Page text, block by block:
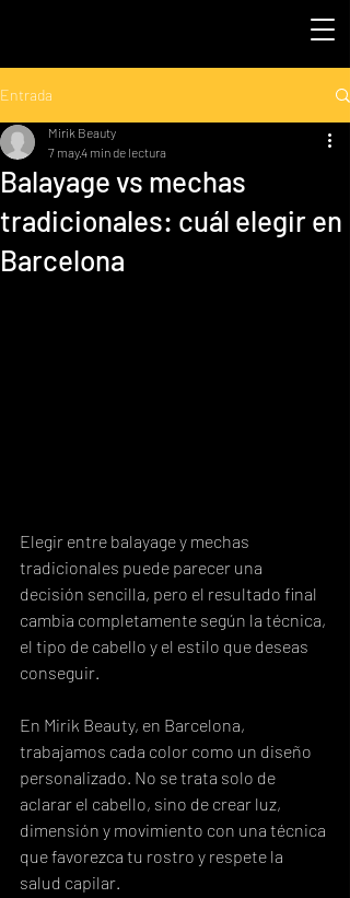
Entrada
Balayage vs mechas
tradicionales: cuál elegir en
Barcelona
Mirik Beauty
7 may4 min de lectura
Elegir entre balayage y mechas
tradicionales puede parecer una
decisión sencilla, pero el resultado final
cambia completamente según la técnica,
el tipo de cabello y el estilo que deseas
conseguir.
En Mirik Beauty, en Barcelona,
trabajamos cada color como un diseño
personalizado. No se trata solo de
aclarar el cabello, sino de crear luz,
dimensión y movimiento con una técnica
que favorezca tu rostro y respete la
salud capilar.